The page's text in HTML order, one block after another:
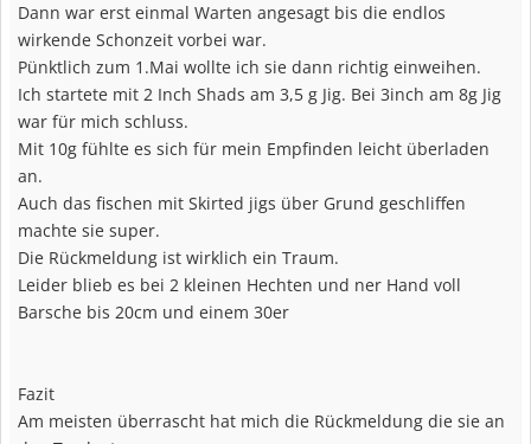
Dann war erst einmal Warten angesagt bis die endlos
wirkende Schonzeit vorbei war.
Pünktlich zum 1.Mai wollte ich sie dann richtig einweihen.
Ich startete mit 2 Inch Shads am 3,5 g Jig. Bei 3inch am 8g Jig
war für mich schluss.
Mit 10g fühlte es sich für mein Empfinden leicht überladen
an.
Auch das fischen mit Skirted jigs über Grund geschliffen
machte sie super.
Die Rückmeldung ist wirklich ein Traum.
Leider blieb es bei 2 kleinen Hechten und ner Hand voll
Barsche bis 20cm und einem 30er
Fazit
Am meisten überrascht hat mich die Rückmeldung die sie an